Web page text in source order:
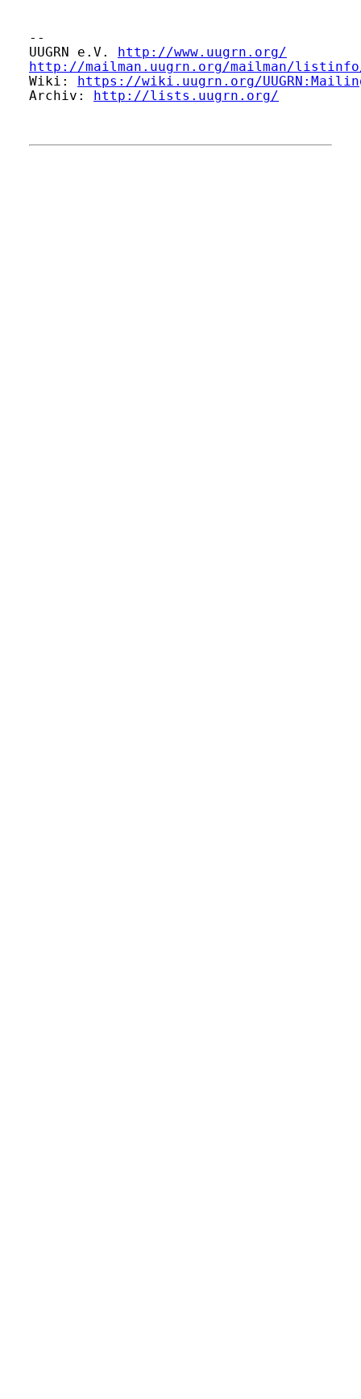
--
UUGRN e.V.
http://www.uugrn.org/
http://mailman.uugrn.org/mailman/
Wiki:
https://wiki.uugrn.org/
Archiv:
http://lists.uugrn.org/